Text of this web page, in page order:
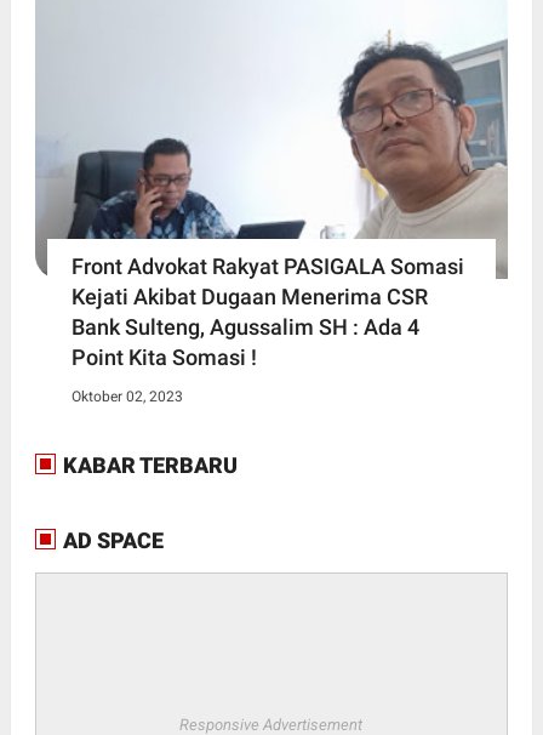
Front Advokat Rakyat PASIGALA Somasi
Kejati Akibat Dugaan Menerima CSR
Bank Sulteng, Agussalim SH : Ada 4
Point Kita Somasi !
Oktober 02, 2023
KABAR TERBARU
AD SPACE
Responsive Advertisement